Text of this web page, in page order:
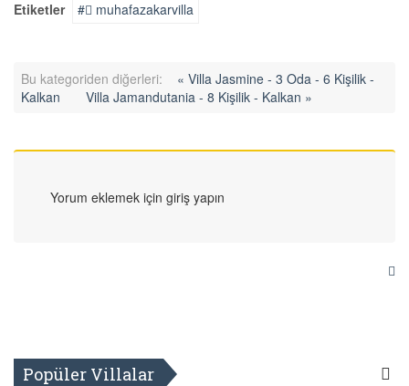
Etiketler muhafazakarvilla
Bu kategoriden diğerleri:
« Villa Jasmine - 3 Oda - 6 Kişilik -
Kalkan
Villa Jamandutania - 8 Kişilik - Kalkan »
Yorum eklemek için giriş yapın
Popüler Villalar